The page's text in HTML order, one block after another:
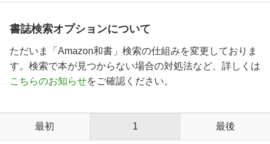
書誌検索オプションについて
ただいま「Amazon和書」検索の仕組みを変更しておりま
す。検索で本が見つからない場合の対処法など、詳しくは
こちらのお知らせをご確認ください。
最初 1 最後